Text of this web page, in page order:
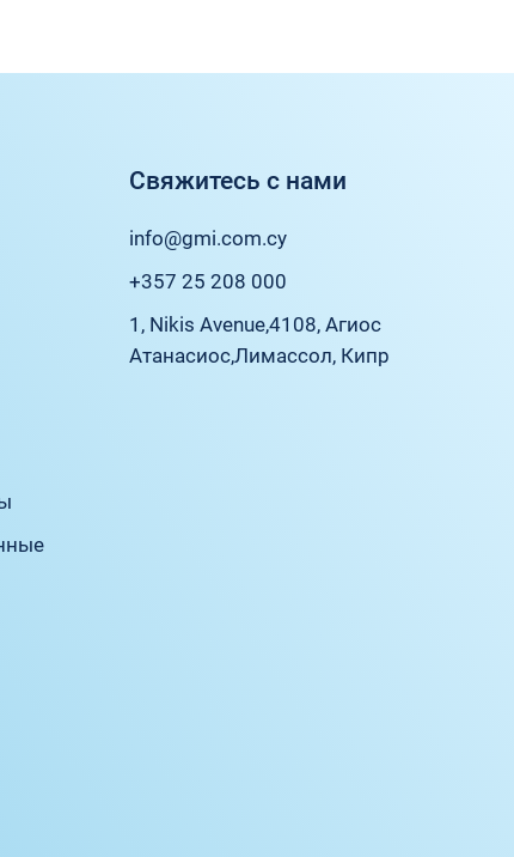
Свяжитесь с нами
info@gmi.com.cy
+357 25 208 000
1, Nikis Avenue,4108, Агиос
Атанасиос,Лимассол, Кипр